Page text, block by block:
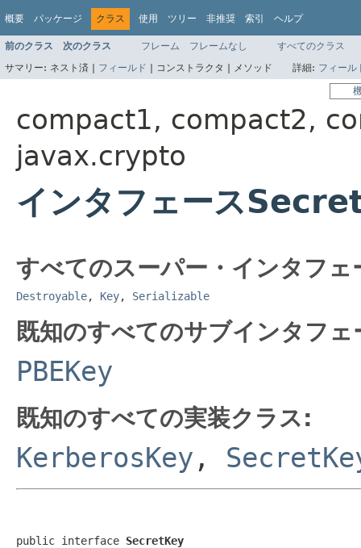
概要 パッケージ クラス 使用 ツリー 非推奨 索引 ヘルプ
前のクラス 次のクラス フレーム フレームなし
すべてのクラス
サマリー: ネスト済 | フィールド | コンストラクタ | メソッド 詳細: フィール
compact1, compact2,
javax.crypto
インタフェース
すべてのスーパー・インタフェ
Destroyable, Key, Serializable
既知のすべてのサブインタフ
PBEKey
既知のすべての実装クラス:
KerberosKey ,
public interface SecretKey